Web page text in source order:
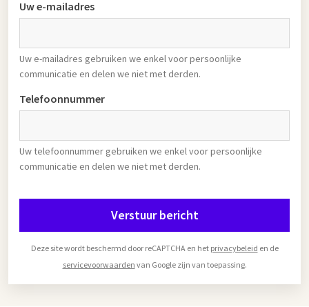
Uw e-mailadres
Uw e-mailadres gebruiken we enkel voor persoonlijke
communicatie en delen we niet met derden.
Telefoonnummer
Uw telefoonnummer gebruiken we enkel voor persoonlijke
communicatie en delen we niet met derden.
Verstuur bericht
Deze site wordt beschermd door reCAPTCHA en het privacybeleid en de
servicevoorwaarden van Google zijn van toepassing.